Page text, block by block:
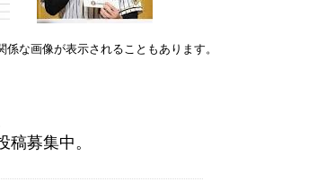
な画像が表示されることもあります。
募集中。